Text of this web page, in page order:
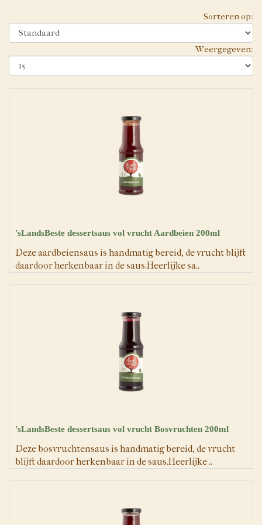
Sorteren op:
Weergegeven:
'sLandsBeste dessertsaus vol vrucht Aardbeien 200ml
Deze aardbeiensaus is handmatig bereid, de vrucht blijft
daardoor herkenbaar in de saus.Heerlijke sa..
'sLandsBeste dessertsaus vol vrucht Bosvruchten 200ml
Deze bosvruchtensaus is handmatig bereid, de vrucht
blijft daardoor herkenbaar in de saus.Heerlijke ..